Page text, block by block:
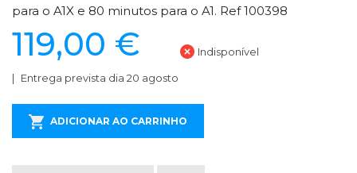
para o A1X e 80 minutos para o A1. Ref 100398
119,00 € Indisponível
Entrega prevista dia 20 agosto
ADICIONAR AO CARRINHO